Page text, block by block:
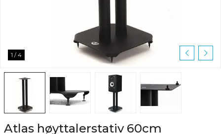
1 / 4
Atlas høyttalerstativ 60cm